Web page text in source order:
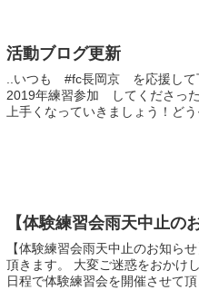
活動ブログ更新
..いつも #fc長岡京 を応援して
2019年練習参加 してくださっ
上手くなっていきましょう！ど
【体験練習会雨天中止の
【体験練習会雨天中止のお知ら
頂きます。 大変ご迷惑をおかけ
日程で体験練習会を開催させて